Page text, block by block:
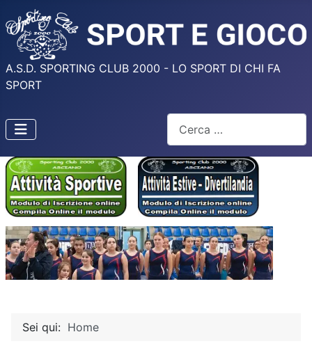
A.S.D. SPORTING CLUB 2000 - LO SPORT DI CHI FA
SPORT
Sei qui: Home